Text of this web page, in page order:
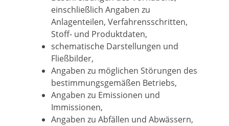
einschließlich Angaben zu
Anlagenteilen, Verfahrensschritten,
Stoff- und Produktdaten,
schematische Darstellungen und
Fließbilder,
Angaben zu möglichen Störungen des
bestimmungsgemäßen Betriebs,
Angaben zu Emissionen und
Immissionen,
Angaben zu Abfällen und Abwässern,